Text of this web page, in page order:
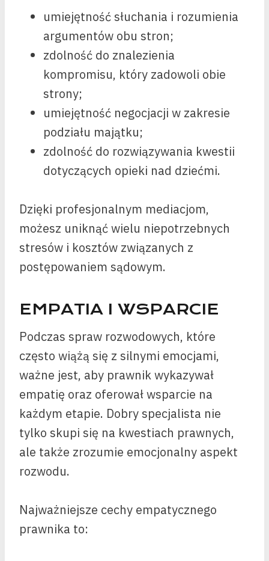
umiejętność słuchania i rozumienia
argumentów obu stron;
zdolność do znalezienia
kompromisu, który zadowoli obie
strony;
umiejętność negocjacji w zakresie
podziału majątku;
zdolność do rozwiązywania kwestii
dotyczących opieki nad dziećmi.
Dzięki profesjonalnym mediacjom,
możesz uniknąć wielu niepotrzebnych
stresów i kosztów związanych z
postępowaniem sądowym.
EMPATIA I WSPARCIE
Podczas spraw rozwodowych, które
często wiążą się z silnymi emocjami,
ważne jest, aby prawnik wykazywał
empatię oraz oferował wsparcie na
każdym etapie. Dobry specjalista nie
tylko skupi się na kwestiach prawnych,
ale także zrozumie emocjonalny aspekt
rozwodu.
Najważniejsze cechy empatycznego
prawnika to: